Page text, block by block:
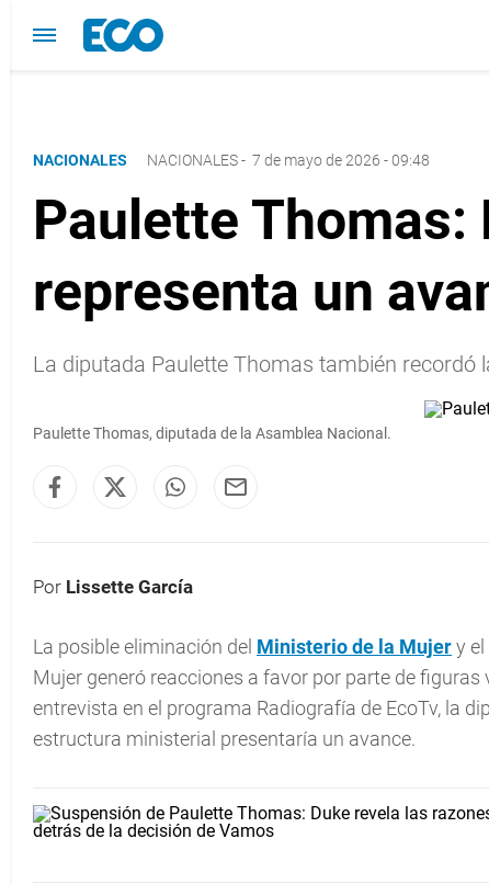
NACIONALES NACIONALES- 7 de mayo de 2026 - 09:48
Paulette
representa un
La diputada Paulette Thomas también recordó
Paulette Thomas, diputada de la Asamblea Nacional.
Por Lissette García
La posible eliminación del Ministerio de la Mujery
Mujer generó reacciones a favor por parte de
entrevista en el programa Radiografía de EcoTv, la
estructura ministerial presentaría un avance.